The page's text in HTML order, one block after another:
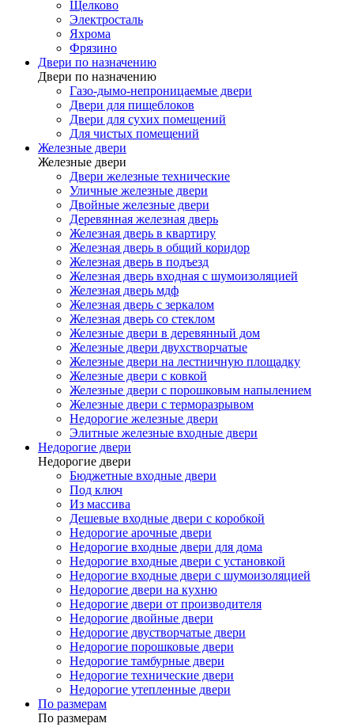
Щелково
Электросталь
Яхрома
Фрязино
Двери по назначению
Двери по назначению
Газо-дымо-непроницаемые двери
Двери для пищеблоков
Двери для сухих помещений
Для чистых помещений
Железные двери
Железные двери
Двери железные технические
Уличные железные двери
Двойные железные двери
Деревянная железная дверь
Железная дверь в квартиру
Железная дверь в общий коридор
Железная дверь в подъезд
Железная дверь входная с шумоизоляцией
Железная дверь мдф
Железная дверь с зеркалом
Железная дверь со стеклом
Железные двери в деревянный дом
Железные двери двухстворчатые
Железные двери на лестничную площадку
Железные двери с ковкой
Железные двери с порошковым напылением
Железные двери с терморазрывом
Недорогие железные двери
Элитные железные входные двери
Недорогие двери
Недорогие двери
Бюджетные входные двери
Под ключ
Из массива
Дешевые входные двери с коробкой
Недорогие арочные двери
Недорогие входные двери для дома
Недорогие входные двери с установкой
Недорогие входные двери с шумоизоляцией
Недорогие двери на кухню
Недорогие двери от производителя
Недорогие двойные двери
Недорогие двустворчатые двери
Недорогие порошковые двери
Недорогие тамбурные двери
Недорогие технические двери
Недорогие утепленные двери
По размерам
По размерам